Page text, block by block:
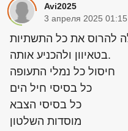
Avi2025
3 апреля 2025 01:15
להרוס את כל התשתיות
בטאיוון ולהכניע אותה.
חיסול כל נמלי התעופה
כל בסיסי חיל הים
כל בסיסי הצבא
מוסדות השלטון